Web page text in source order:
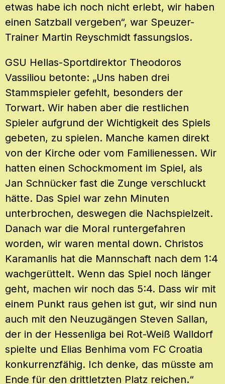
etwas habe ich noch nicht erlebt, wir haben
einen Satzball vergeben“, war Speuzer-
Trainer Martin Reyschmidt fassungslos.
GSU Hellas-Sportdirektor Theodoros
Vassiliou betonte: „Uns haben drei
Stammspieler gefehlt, besonders der
Torwart. Wir haben aber die restlichen
Spieler aufgrund der Wichtigkeit des Spiels
gebeten, zu spielen. Manche kamen direkt
von der Kirche oder vom Familienessen. Wir
hatten einen Schockmoment im Spiel, als
Jan Schnücker fast die Zunge verschluckt
hätte. Das Spiel war zehn Minuten
unterbrochen, deswegen die Nachspielzeit.
Danach war die Moral runtergefahren
worden, wir waren mental down. Christos
Karamanlis hat die Mannschaft nach dem 1:4
wachgerüttelt. Wenn das Spiel noch länger
geht, machen wir noch das 5:4. Dass wir mit
einem Punkt raus gehen ist gut, wir sind nun
auch mit den Neuzugängen Steven Sallan,
der in der Hessenliga bei Rot-Weiß Walldorf
spielte und Elias Benhima vom FC Croatia
konkurrenzfähig. Ich denke, das müsste am
Ende für den drittletzten Platz reichen.“